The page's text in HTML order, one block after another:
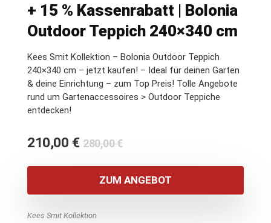
+ 15 % Kassenrabatt | Bolonia
Outdoor Teppich 240×340 cm
Kees Smit Kollektion – Bolonia Outdoor Teppich
240×340 cm – jetzt kaufen! – Ideal für deinen Garten
& deine Einrichtung – zum Top Preis! Tolle Angebote
rund um Gartenaccessoires > Outdoor Teppiche
entdecken!
280,00€Ursprünglicher
war:
280,00 €
210,00 €
Aktueller
ist:
210,00 €.
ZUM ANGEBOT
Kees Smit Kollektion